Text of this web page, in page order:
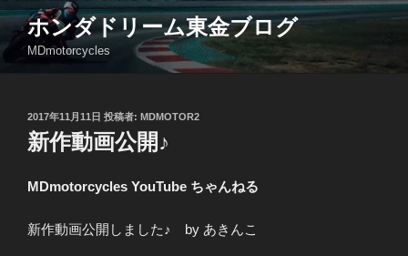
コ
テ
ン
ホンダドリーム東金ブログ
MDmotorcycles
投
稿
日:
2017年11月11日 投稿者: MDMOTOR2
新作動画公開♪
MDmotorcycles YouTube ちゃんねる
新作動画公開しました♪ by あきんこ